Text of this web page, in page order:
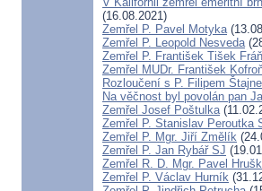
(16.08.2021)
Zemřel P. Pavel Motyka
Zemřel P. Leopold Nesveda
Zemřel P. František Tišek
Zemřel MUDr. František
Rozloučení s P. Filipem
Na věčnost byl povolán pan
Zemřel Josef Poštulka
Zemřel P. Stanislav Peroutka
Zemřel P. Mgr. Jiří Změlík
Zemřel P. Jan Rybář SJ
Zemřel R. D. Mgr. Pavel
Zemřel P. Václav Hurník